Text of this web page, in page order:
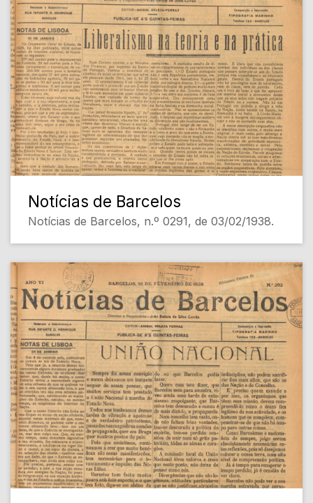
Notícias de Barcelos
Notícias de Barcelos, n.º 0291, de 03/02/1938.